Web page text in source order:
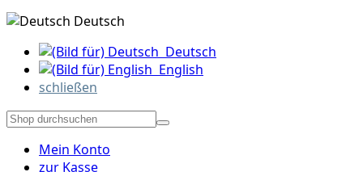
Deutsch
Deutsch
English
schließen
Mein Konto
zur Kasse